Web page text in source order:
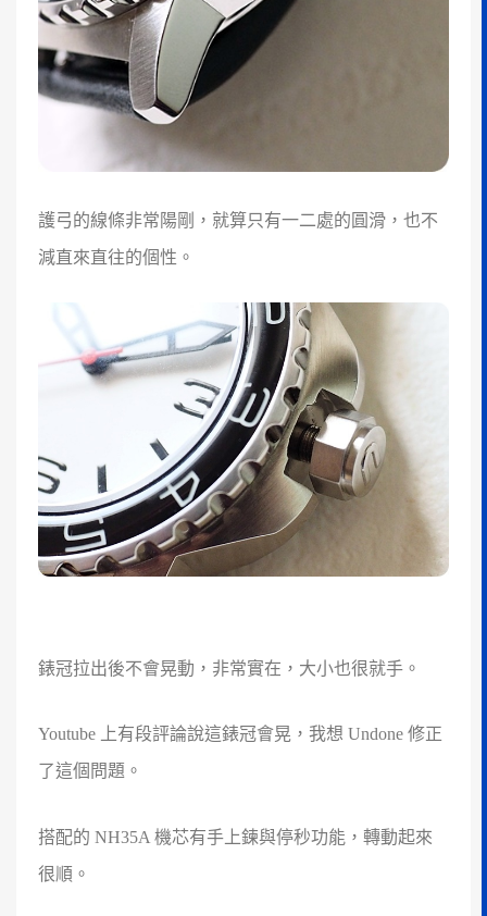
護弓的線條非常陽剛，就算只有一二處的圓滑，也不
減直來直往的個性。
錶冠拉出後不會晃動，非常實在，大小也很就手。
Youtube 上有段評論說這錶冠會晃，我想 Undone 修正
了這個問題。
搭配的 NH35A 機芯有手上鍊與停秒功能，轉動起來
很順。